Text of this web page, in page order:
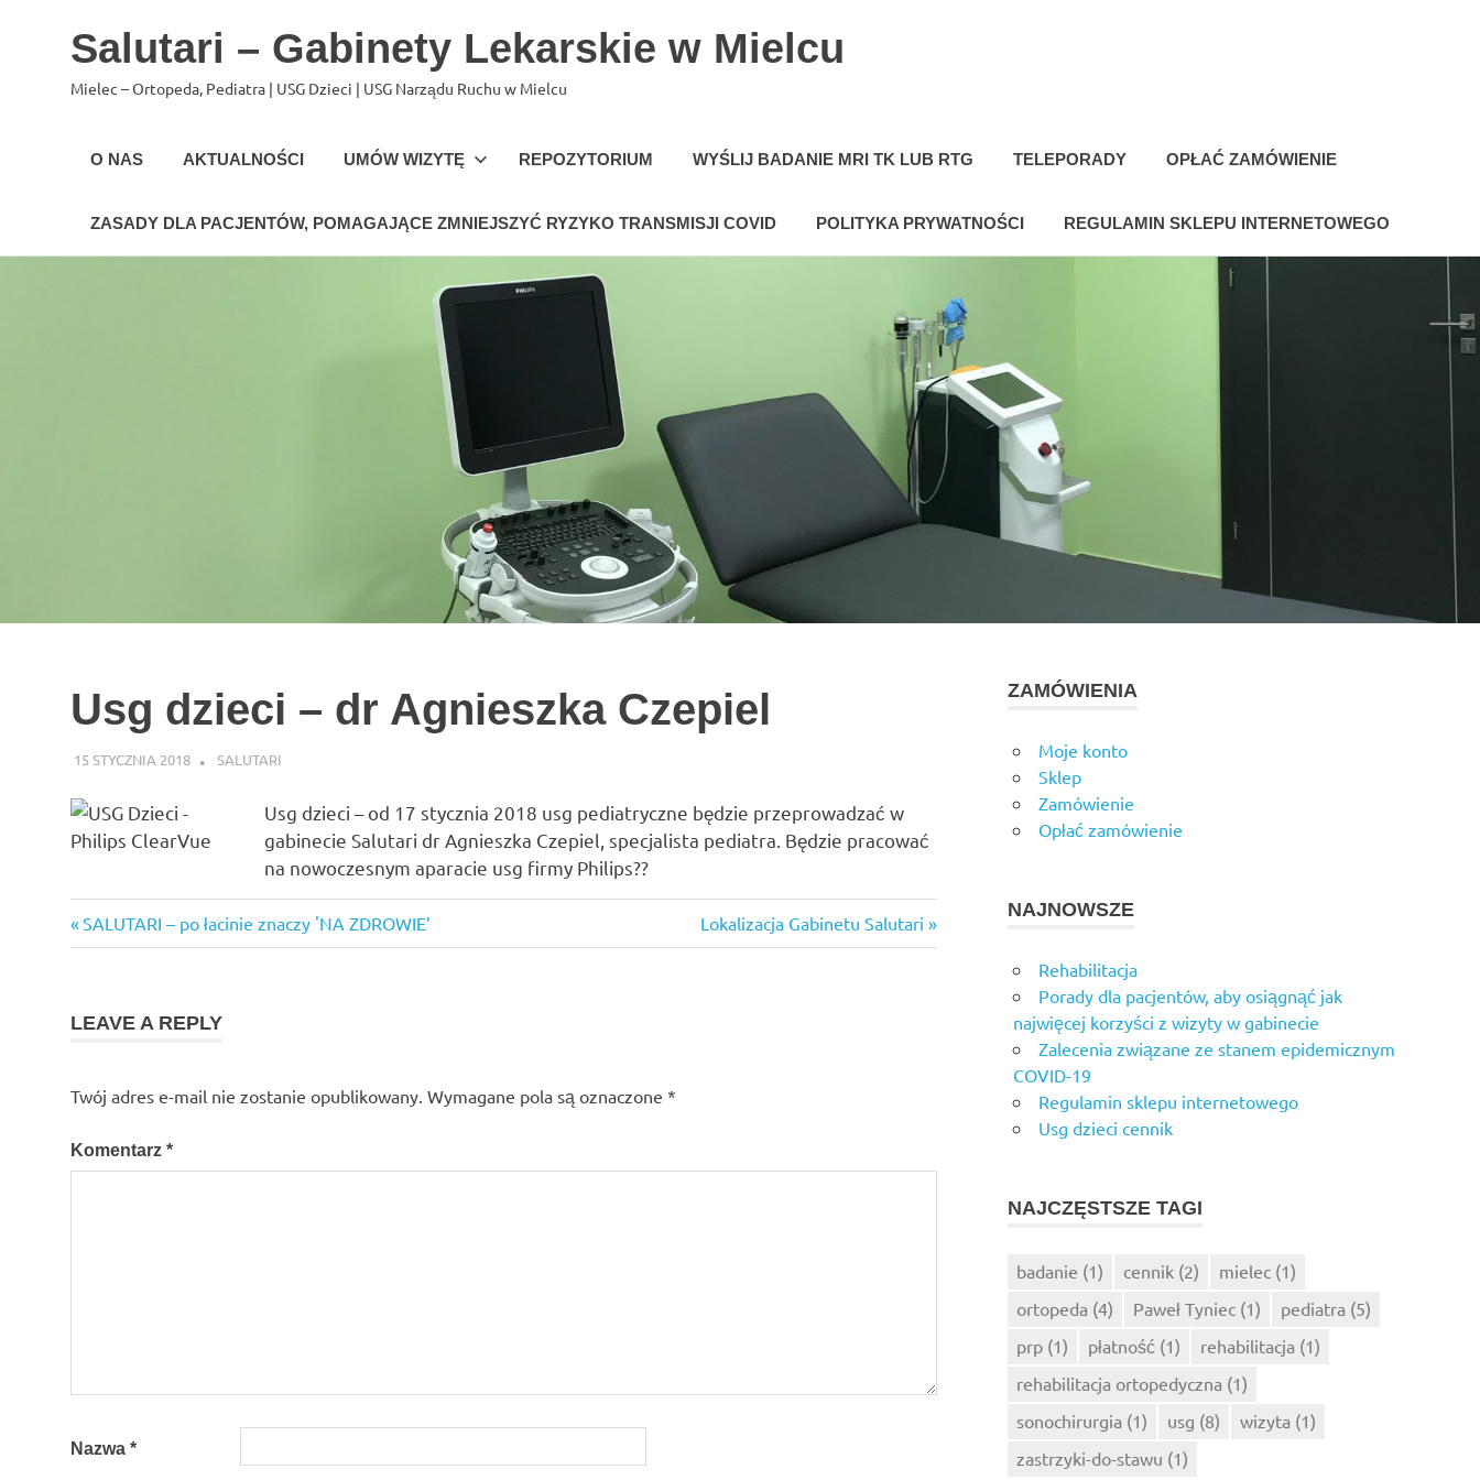
Salutari – Gabinety Lekarskie w Mielcu
Mielec – Ortopeda, Pediatra | USG Dzieci | USG Narządu Ruchu w Mielcu
O NAS AKTUALNOŚCI UMÓW WIZYTĘ REPOZYTORIUM WYŚLIJ BADANIE MRI TK LUB RTG TELEPORADY OPŁAĆ ZAMÓWIENIE
ZASADY DLA PACJENTÓW, POMAGAJĄCE ZMNIEJSZYĆ RYZYKO TRANSMISJI COVID POLITYKA PRYWATNOŚCI REGULAMIN SKLEPU INTERNETOWEGO
Usg dzieci – dr Agnieszka Czepiel
15 STYCZNIA 2018 SALUTARI
Usg dzieci – od 17 stycznia 2018 usg pediatryczne będzie przeprowadzać w
gabinecie Salutari dr Agnieszka Czepiel, specjalista pediatra. Będzie pracować
na nowoczesnym aparacie usg firmy Philips??
usg
Nawigacja
Previous
Post:
SALUTARI – po łacinie znaczy 'NA ZDROWIE’
Next
Post:
Lokalizacja Gabinetu Salutari
LEAVE A REPLY
Twój adres e-mail nie zostanie opublikowany. Wymagane pola są oznaczone *
Komentarz *
Nazwa *
ZAMÓWIENIA
Moje konto
Sklep
Zamówienie
Opłać zamówienie
NAJNOWSZE
Rehabilitacja
Porady dla pacjentów, aby osiągnąć jak
najwięcej korzyści z wizyty w gabinecie
Zalecenia związane ze stanem epidemicznym
COVID-19
Regulamin sklepu internetowego
Usg dzieci cennik
NAJCZĘSTSZE TAGI
badanie (1) cennik (2) mielec (1)
ortopeda (4) Paweł Tyniec (1) pediatra (5)
prp (1) płatność (1) rehabilitacja (1)
rehabilitacja ortopedyczna (1)
sonochirurgia (1) usg (8) wizyta (1)
zastrzyki-do-stawu (1)